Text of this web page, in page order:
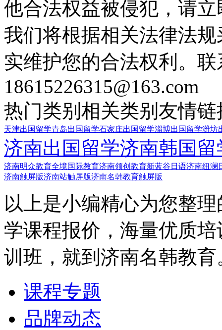
他合法权益被侵犯，请
我们将根据相关法律法
实维护您的合法权利。
18615226315@163.com
热门类别 相关类别 友情链
天津出国留学青岛出国留学石家庄出国留学淄博出国留学潍坊
济南出国留学济南韩国留
济南明众教育全境国际教育济南领创教育新蓝谷日语济南纽澜
济南触屏版济南站触屏版济南名韩教育触屏版
以上是小编精心为您整
学课程报价，海量优质
训班，就到济南名韩教育
课程专题
品牌动态